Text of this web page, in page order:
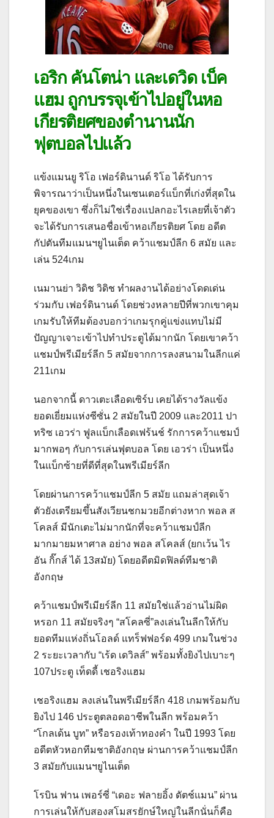
เอริก คันโตน่า และเดวิด เบ็ค
แฮม ถูกบรรจุเข้าไปอยู่ในหอ
เกียรติยศของตำนานนัก
ฟุตบอลไปแล้ว
แข้งแมนยู ริโอ เฟอร์ดินานด์ ริโอ ได้รับการ
พิจารณาว่าเป็นหนึ่งในเซนเตอร์แบ็กที่เก่งที่สุดใน
ยุคของเขา ซึ่งก็ไม่ใช่เรื่องแปลกอะไรเลยที่เจ้าตัว
จะได้รับการเสนอชื่อเข้าหอเกียรติยศ โดย อดีต
กัปตันทีมแมนฯยูไนเต็ด คว้าแชมป์ลีก 6 สมัย และ
เล่น 524เกม
เนมานย่า วิดิช วิดิช ทำผลงานได้อย่างโดดเด่น
ร่วมกับ เฟอร์ดินานด์ โดยช่วงหลายปีที่พวกเขาคุม
เกมรับให้ทีมต้องบอกว่าเกมรุกคู่แข่งแทบไม่มี
ปัญญาเจาะเข้าไปทำประตูได้มากนัก โดยเขาคว้า
แชมป์พรีเมียร์ลีก 5 สมัยจากการลงสนามในลีกแค่
211เกม
นอกจากนี้ ดาวเตะเลือดเซิร์บ เคยได้รางวัลแข้ง
ยอดเยี่ยมแห่งซีซั่น 2 สมัยในปี 2009 และ2011 ปา
ทริซ เอวร่า ฟูลแบ็กเลือดเฟร้นช์ รักการคว้าแชมป์
มากพอๆ กับการเล่นฟุตบอล โดย เอวร่า เป็นหนึ่ง
ในแบ็กซ้ายที่ดีที่สุดในพรีเมียร์ลีก
โดยผ่านการคว้าแชมป์ลีก 5 สมัย แถมล่าสุดเจ้า
ตัวยังเตรียมขึ้นสังเวียนชกมวยอีกต่างหาก พอล ส
โคลส์ มีนักเตะไม่มากนักที่จะคว้าแชมป์ลีก
มากมายมหาศาล อย่าง พอล สโคลส์ (ยกเว้น ไร
อัน กิ๊กส์ ได้ 13สมัย) โดยอดีตมิดฟิลด์ทีมชาติ
อังกฤษ
คว้าแชมป์พรีเมียร์ลีก 11 สมัยใช่แล้วอ่านไม่ผิด
หรอก 11 สมัยจริงๆ “สโคลซี่”ลงเล่นในลีกให้กับ
ยอดทีมแห่งถิ่นโอลด์ แทร็ฟฟอร์ด 499 เกมในช่วง
2 ระยะเวลากับ “เร้ด เดวิลส์” พร้อมทั้งยิงไปเบาะๆ
107ประตู เท็ดดี้ เชอริงแฮม
เชอริงแฮม ลงเล่นในพรีเมียร์ลีก 418 เกมพร้อมกับ
ยิงไป 146 ประตูตลอดอาชีพในลีก พร้อมคว้า
“โกลเด้น บูท” หรือรองเท้าทองคำ ในปี 1993 โดย
อดีตหัวหอกทีมชาติอังกฤษ ผ่านการคว้าแชมป์ลีก
3 สมัยกับแมนฯยูไนเต็ด
โรบิน ฟาน เพอร์ซี่ “เดอะ ฟลายอิ้ง ดัตช์แมน” ผ่าน
การเล่นให้กับสองสโมสรยักษ์ใหญ่ในลีกนั่นก็คือ